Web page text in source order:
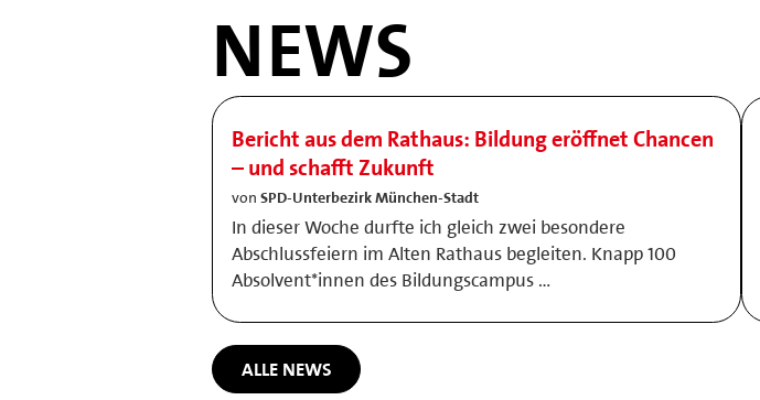
NEWS
Bericht aus dem Rathaus: Bildung eröffnet Chancen
– und schafft Zukunft
von SPD-Unterbezirk München-Stadt
In dieser Woche durfte ich gleich zwei besondere
Abschlussfeiern im Alten Rathaus begleiten. Knapp 100
Absolvent*innen des Bildungscampus …
ALLE NEWS